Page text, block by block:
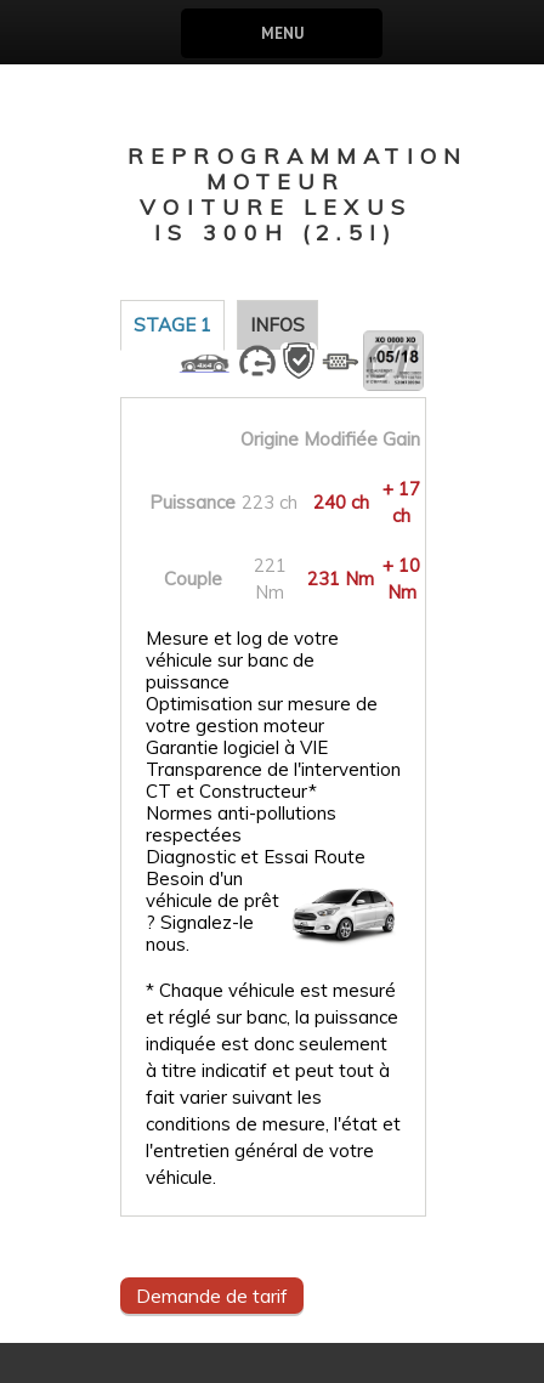
MENU
REPROGRAMMATION
MOTEUR
VOITURE LEXUS
IS 300H (2.5I)
STAGE 1 INFOS
Origine Modifiée Gain
Puissance 223 ch 240 ch
+ 17
ch
Couple
221
Nm
231 Nm
+ 10
Nm
Mesure et log de votre
véhicule sur banc de
puissance
Optimisation sur mesure de
votre gestion moteur
Garantie logiciel à VIE
Transparence de l'intervention
CT et Constructeur*
Normes anti-pollutions
respectées
Diagnostic et Essai Route
Besoin d'un
véhicule de prêt
? Signalez-le
nous.
* Chaque véhicule est mesuré
et réglé sur banc, la puissance
indiquée est donc seulement
à titre indicatif et peut tout à
fait varier suivant les
conditions de mesure, l'état et
l'entretien général de votre
véhicule.
Demande de tarif